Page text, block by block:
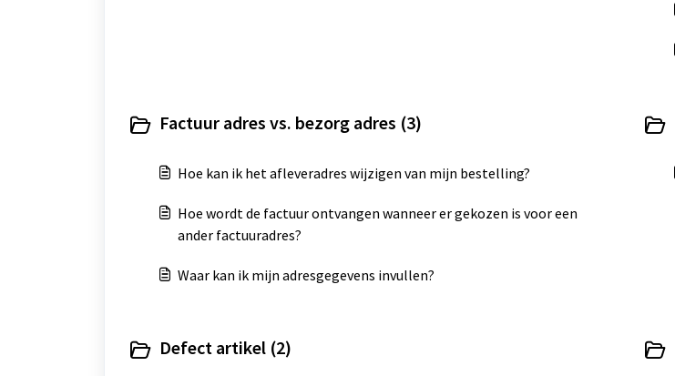
Factuur adres vs. bezorg adres (3)
Hoe kan ik het afleveradres wijzigen van mijn bestelling?
Hoe wordt de factuur ontvangen wanneer er gekozen is voor een
ander factuuradres?
Waar kan ik mijn adresgegevens invullen?
Defect artikel (2)